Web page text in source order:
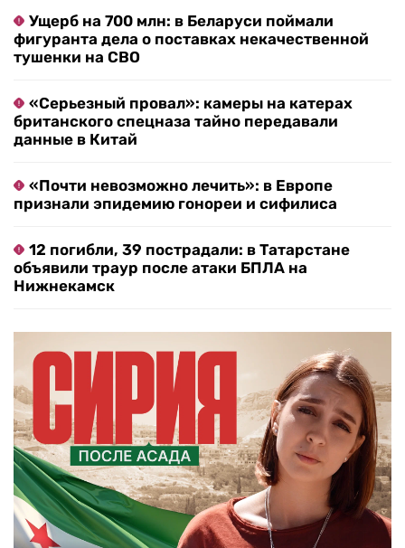
Ущерб на 700 млн: в Беларуси поймали
фигуранта дела о поставках некачественной
тушенки на СВО
«Серьезный провал»: камеры на катерах
британского спецназа тайно передавали
данные в Китай
«Почти невозможно лечить»: в Европе
признали эпидемию гонореи и сифилиса
12 погибли, 39 пострадали: в Татарстане
объявили траур после атаки БПЛА на
Нижнекамск